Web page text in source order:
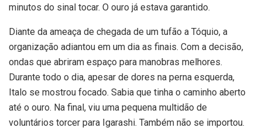
minutos do sinal tocar. O ouro já estava garantido.
Diante da ameaça de chegada de um tufão a Tóquio, a
organização adiantou em um dia as finais. Com a decisão,
ondas que abriram espaço para manobras melhores.
Durante todo o dia, apesar de dores na perna esquerda,
Italo se mostrou focado. Sabia que tinha o caminho aberto
até o ouro. Na final, viu uma pequena multidão de
voluntários torcer para Igarashi. Também não se importou.